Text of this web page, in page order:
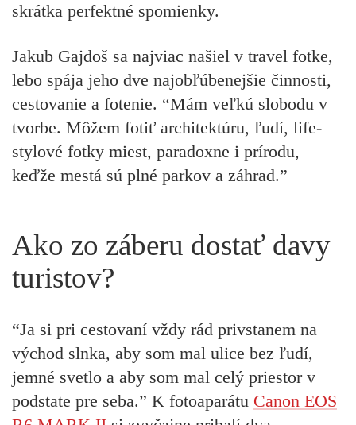
skrátka perfektné spomienky.
Jakub Gajdoš sa najviac našiel v travel fotke,
lebo spája jeho dve najobľúbenejšie činnosti,
cestovanie a fotenie. “Mám veľkú slobodu v
tvorbe. Môžem fotiť architektúru, ľudí, life-
stylové fotky miest, paradoxne i prírodu,
keďže mestá sú plné parkov a záhrad.”
Ako zo záberu dostať davy
turistov?
“Ja si pri cestovaní vždy rád privstanem na
východ slnka, aby som mal ulice bez ľudí,
jemné svetlo a aby som mal celý priestor v
podstate pre seba.” K fotoaparátu Canon EOS